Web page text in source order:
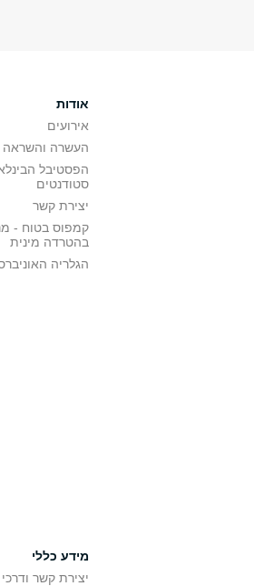
אודות
אירועים
העשרה והשראה
הפסטיבל
סטודנטים
יצירת קשר
קמפוס בטוח -
בהטרדה מינית
הגלריה
מידע כללי
יצירת קשר